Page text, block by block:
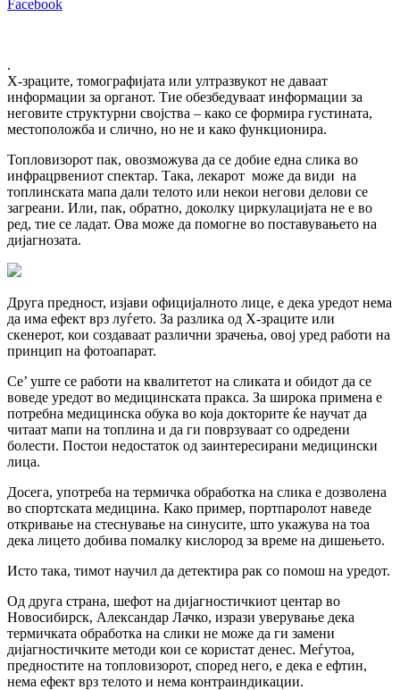
Facebook
.
Х-зраците, томографијата или ултразвукот не даваат
информации за органот. Тие обезбедуваат информации за
неговите структурни својства – како се формира густината,
местоположба и слично, но не и како функционира.
Топловизорот пак, овозможува да се добие една слика во
инфрацрвениот спектар. Така, лекарот може да види на
топлинската мапа дали телото или некои негови делови се
загреани. Или, пак, обратно, доколку циркулацијата не е во
ред, тие се ладат. Ова може да помогне во поставувањето на
дијагнозата.
Друга предност, изјави официјалното лице, е дека уредот нема
да има ефект врз луѓето. За разлика од Х-зраците или
скенерот, кои создаваат различни зрачења, овој уред работи на
принцип на фотоапарат.
Се’ уште се работи на квалитетот на сликата и обидот да се
воведе уредот во медицинската пракса. За широка примена е
потребна медицинска обука во која докторите ќе научат да
читаат мапи на топлина и да ги поврзуваат со одредени
болести. Постои недостаток од заинтересирани медицински
лица.
Досега, употреба на термичка обработка на слика е дозволена
во спортската медицина. Како пример, портпаролот наведе
откривање на стеснување на синусите, што укажува на тоа
дека лицето добива помалку кислород за време на дишењето.
Исто така, тимот научил да детектира рак со помош на уредот.
Од друга страна, шефот на дијагностичкиот центар во
Новосибирск, Александар Лачко, изрази уверување дека
термичката обработка на слики не може да ги замени
дијагностичките методи кои се користат денес. Меѓутоа,
предностите на топловизорот, според него, е дека е ефтин,
нема ефект врз телото и нема контраиндикации.